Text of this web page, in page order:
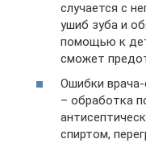
случается с
ушиб зуба и
помощью к
сможет
Ошибки врача-
– обработка
спиртом,